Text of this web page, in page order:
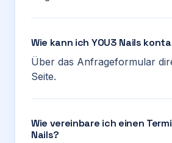
Wie kann ich YOU3 Nails
Über das Anfrageformular
Seite.
Wie vereinbare ich einen
Nails?